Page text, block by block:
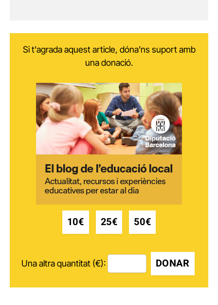
Si t'agrada aquest article, dóna'ns suport amb
una donació.
10€ 25€ 50€
Una altra quantitat (€): DONAR